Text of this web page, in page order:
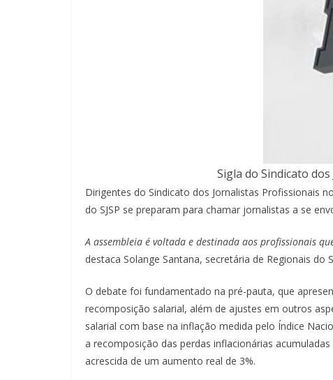
Sigla do Sindicato
Dirigentes do Sindicato dos Jornalistas Profissionais
do SJSP se preparam para chamar jornalistas a se
A assembleia é voltada e destinada aos profissionais
destaca Solange Santana, secretária de Regionais do
O debate foi fundamentado na pré-pauta, que
recomposição salarial, além de ajustes em outros
salarial com base na inflação medida pelo Índice
a recomposição das perdas inflacionárias
acrescida de um aumento real de 3%.